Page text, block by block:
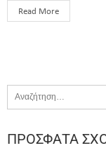
Read More
ΠΡΌΣΦΑΤΑ